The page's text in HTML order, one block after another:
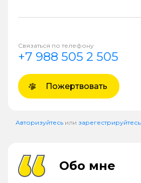
Связаться по телефону
+7 988 505 2 505
Пожертвовать
Авторизуйтесь или зарегестрируйтесь
Обо мне